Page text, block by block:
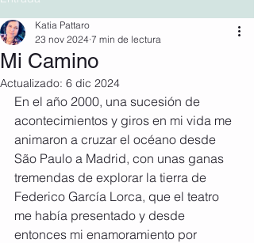
Mi Camino
Katia Pattaro
23 nov 2024 7 min de lectura
Actualizado: 6 dic 2024
En el año 2000, una sucesión de
acontecimientos y giros en mi vida me
animaron a cruzar el océano desde
São Paulo a Madrid, con unas ganas
tremendas de explorar la tierra de
Federico García Lorca, que el teatro
me había presentado y desde
entonces mi enamoramiento por